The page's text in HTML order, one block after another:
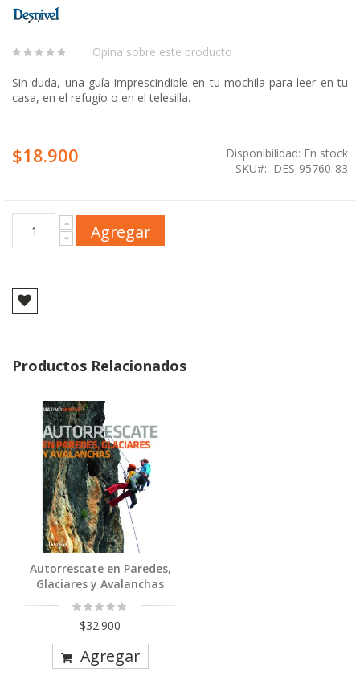
of
the
gallery
Opina sobre este producto
Sin duda, una guía imprescindible en tu mochila para leer en tu
casa, en el refugio o en el telesilla.
$18.900 Disponibilidad: En stock
SKU
DES-95760-83
Agregar
Productos Relacionados
Autorrescate en Paredes,
Glaciares y Avalanchas
Rating:
0%
$32.900
Agregar
Agregar